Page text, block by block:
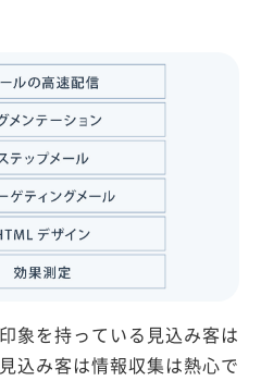
象を持っている見込み客は
込み客は情報収集は熱心で